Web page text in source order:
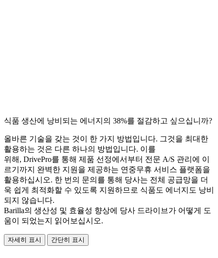
식품 생산에 낭비되는 에너지의 38%를 절감하고 싶으십니까?
올바른 기술을 갖는 것이 한 가지 방법입니다. 그것을 최대한
활용하는 것은 다른 하나의 방법입니다. 이를
위해, DrivePro를 통해 제품 선정에서부터 전문 A/S 관리에 이
르기까지 완벽한 지원을 제공하는 연중무휴 서비스 플랫폼을
활용하십시오. 한 번의 문의를 통해 당사는 전체 공급망을 더
욱 쉽게 최적화할 수 있도록 지원하므로 식품도 에너지도 낭비
되지 않습니다.
Barilla의 생산성 및 효율성 향상에 당사 드라이브가 어떻게 도
움이 되었는지 읽어보십시오.
자세히 표시 간단히 표시